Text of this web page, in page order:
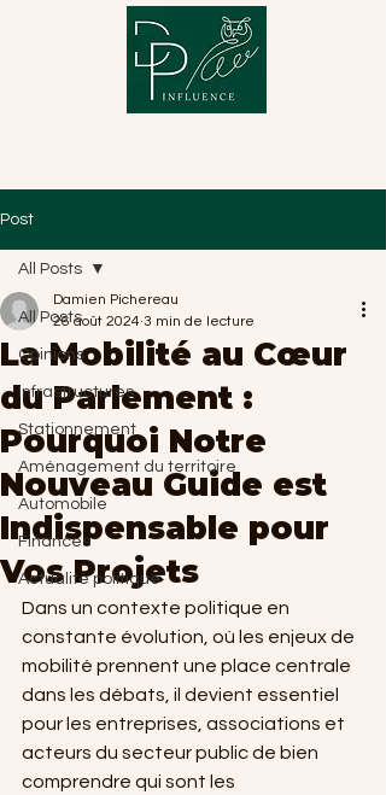
Post
All Posts
Opinions
Infrastructures
Stationnement
Aménagement du territoire
Automobile
Finances
Actualité politique
All Posts
La Mobilité au Cœur
du Parlement :
Pourquoi Notre
Nouveau Guide est
Indispensable pour
Vos Projets
Damien Pichereau
26 août 2024 3 min de lecture
Dans un contexte politique en
constante évolution, où les enjeux de
mobilité prennent une place centrale
dans les débats, il devient essentiel
pour les entreprises, associations et
acteurs du secteur public de bien
comprendre qui sont les